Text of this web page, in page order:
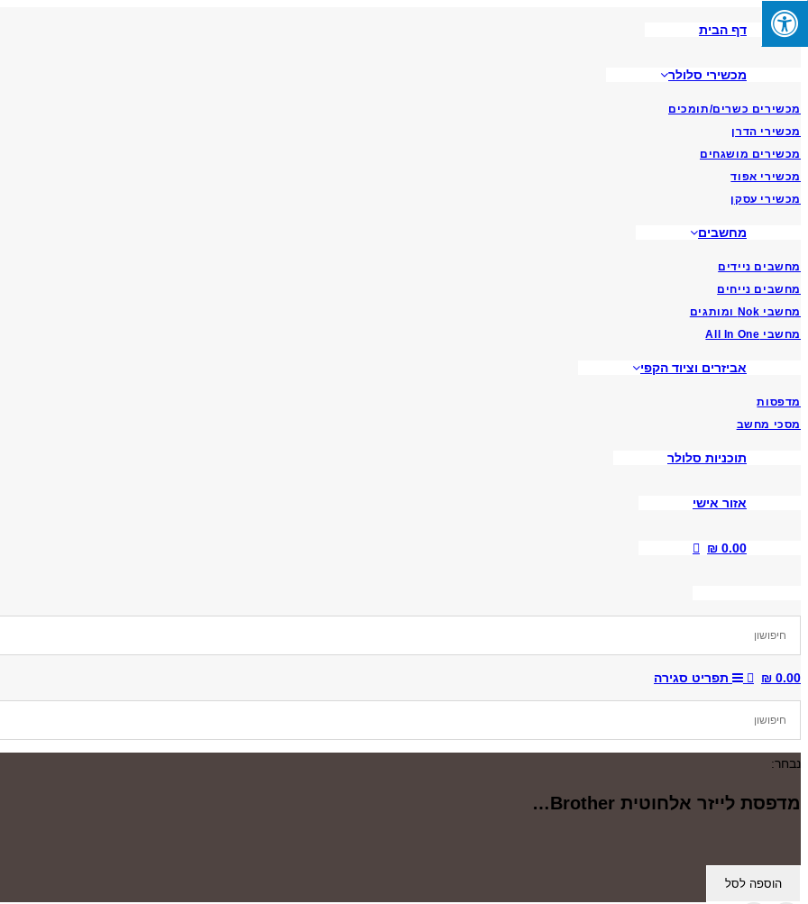
Skip
To
דף הבית
מכשירי סלולר
מכשירים כשרים/תומכים
מכשירי הדרן
מכשירים מושגחים
מכשירי אפוד
מכשירי עסקן
מחשבים
מחשבים ניידים
מחשבים נייחים
מחשבי Nok ומותגים
מחשבי All In One
אביזרים וציוד הקפי
מדפסות
מסכי מחשב
תוכניות סלולר
אזור אישי
₪ 0.00
Search ₪ 0.00 תפריט סגירה
נבחר:
מדפסת ‏לייזר אלחוטית Brother…
הוספה לסל